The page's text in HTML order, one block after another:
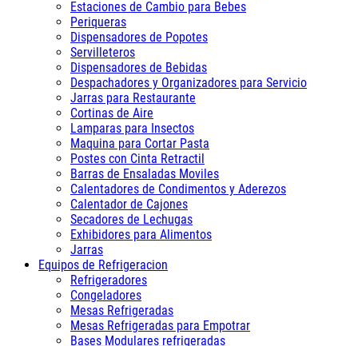
Estaciones de Cambio para Bebes
Periqueras
Dispensadores de Popotes
Servilleteros
Dispensadores de Bebidas
Despachadores y Organizadores para Servicio
Jarras para Restaurante
Cortinas de Aire
Lamparas para Insectos
Maquina para Cortar Pasta
Postes con Cinta Retractil
Barras de Ensaladas Moviles
Calentadores de Condimentos y Aderezos
Calentador de Cajones
Secadores de Lechugas
Exhibidores para Alimentos
Jarras
Equipos de Refrigeracion
Refrigeradores
Congeladores
Mesas Refrigeradas
Mesas Refrigeradas para Empotrar
Bases Modulares refrigeradas